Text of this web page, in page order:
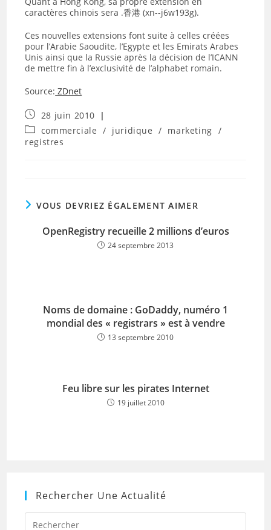
caractères chinois sera .香港 (xn--j6w193g).
Ces nouvelles extensions font suite à celles créées
pour l’Arabie Saoudite, l’Egypte et les Emirats Arabes
Unis ainsi que la Russie après la décision de l’ICANN
de mettre fin à l’exclusivité de l’alphabet romain.
Source: ZDnet
Publication
publiée :
28 juin 2010
Post
category:
commerciale / juridique / marketing /
registres
VOUS DEVRIEZ ÉGALEMENT AIMER
OpenRegistry recueille 2 millions d’euros
24 septembre 2013
Noms de domaine : GoDaddy, numéro 1
mondial des « registrars » est à vendre
13 septembre 2010
Feu libre sur les pirates Internet
19 juillet 2010
Rechercher Une Actualité
Press